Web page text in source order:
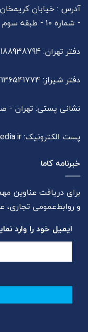
آدرس : خیابان
- شماره 10 - طبقه سوم
دفتر تهران: 02188938794
دفتر شیراز: 07136541774
نشانی پستی: تهران - صندوق
پست الکترونیک:
خبرنامه کاما
برای دریافت عناوین
و روابط‌عمومی تجاری،
ایمیل خود را وارد